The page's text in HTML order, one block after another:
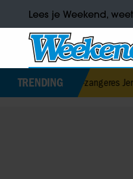
Lees je Weekend,
TRENDING
Fire-zangeres Jerney Kaagman